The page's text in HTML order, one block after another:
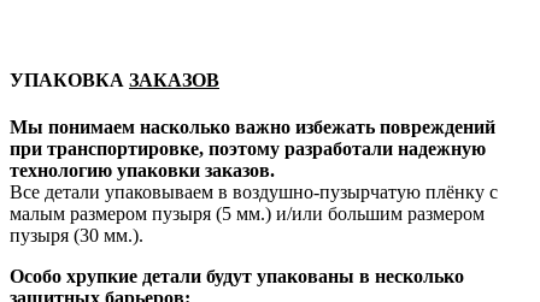
УПАКОВКА ЗАКАЗОВ
Мы понимаем насколько важно избежать повреждений
при транспортировке, поэтому разработали надежную
технологию упаковки заказов.
Все детали упаковываем в воздушно-пузырчатую плёнку с
малым размером пузыря (5 мм.) и/или большим размером
пузыря (30 мм.).
Особо хрупкие детали будут упакованы в несколько